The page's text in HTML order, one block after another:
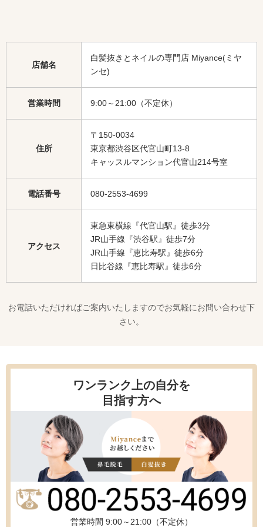
店舗名
白髪抜きとネイルの専門店 Miyance(ミヤ
ンセ)
営業時間 9:00～21:00（不定休）
住所
〒150-0034
東京都渋谷区代官山町13-8
キャッスルマンション代官山214号室
電話番号 080-2553-4699
アクセス
東急東横線『代官山駅』徒歩3分
JR山手線『渋谷駅』徒歩7分
JR山手線『恵比寿駅』徒歩6分
日比谷線『恵比寿駅』徒歩6分
お電話いただければご案内いたしますのでお気軽にお問い合わせ下
さい。
ワンランク上の自分を
目指す方へ
営業時間 9:00～21:00（不定休）